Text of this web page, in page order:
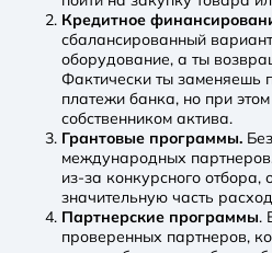
Кредитное
сбалансированный
оборудование, а ты
Фактически ты заменяешь
платежи банка, но при
собственником актива.
Грантовые программы.
международных
из-за конкурсного отбора,
значительную часть
Партнерские программы.
проверенных партнеров,